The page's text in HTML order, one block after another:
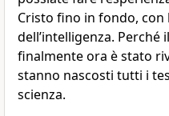
Cristo fino in fondo, con
dellʼintelligenza. Perché
finalmente ora è stato
stanno nascosti tutti i
scienza.